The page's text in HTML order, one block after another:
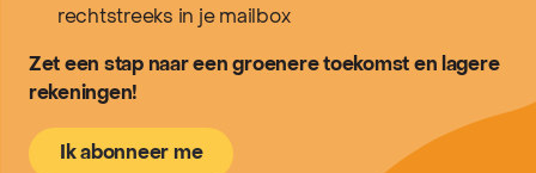
rechtstreeks in je mailbox
Zet een stap naar een groenere toekomst en lagere
rekeningen!
Ik abonneer me